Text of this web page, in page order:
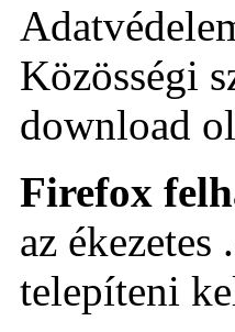
Közösségi
download
Firefox
az
telepíteni